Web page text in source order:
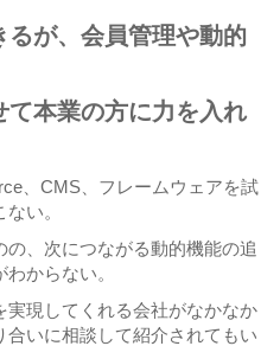
るが、会員管理や動的
本業の方に力を入れ
、CMS、フレームウェアを試
い。
、次につながる動的機能の追
からない。
現してくれる会社がなかなか
いに相談して紹介されてもい